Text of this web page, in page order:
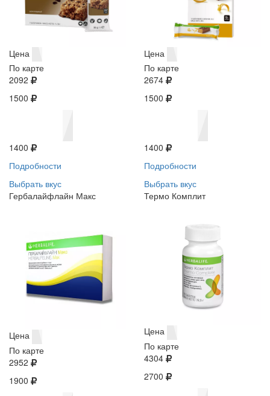
Цена
По карте
2092
1500
1400
Подробности
Выбрать вкус
Цена
По карте
2674
1500
1400
Подробности
Выбрать вкус
Гербалайфлайн Макс
Цена
По карте
2952
1900
Термо Комплит
Цена
По карте
4304
2700